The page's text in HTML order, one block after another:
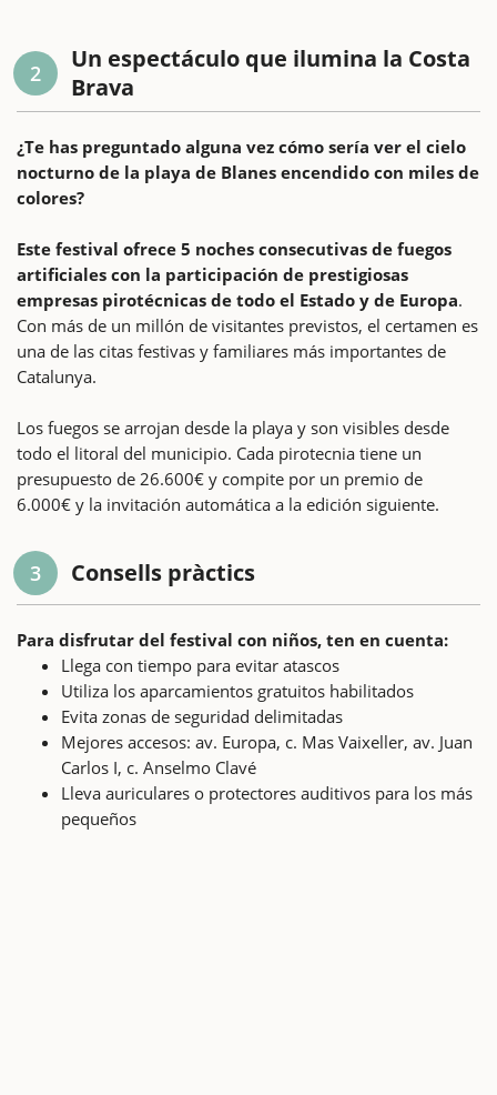
2
Un espectáculo que ilumina la Costa
Brava
¿Te has preguntado alguna vez cómo sería ver el cielo
nocturno de la playa de Blanes encendido con miles de
colores?
Este festival ofrece 5 noches consecutivas de fuegos
artificiales con la participación de prestigiosas
empresas pirotécnicas de todo el Estado y de Europa.
Con más de un millón de visitantes previstos, el certamen es
una de las citas festivas y familiares más importantes de
Catalunya.
Los fuegos se arrojan desde la playa y son visibles desde
todo el litoral del municipio. Cada pirotecnia tiene un
presupuesto de 26.600€ y compite por un premio de
6.000€ y la invitación automática a la edición siguiente.
3 Consells pràctics
Para disfrutar del festival con niños, ten en cuenta:
Llega con tiempo para evitar atascos
Utiliza los aparcamientos gratuitos habilitados
Evita zonas de seguridad delimitadas
Mejores accesos: av. Europa, c. Mas Vaixeller, av. Juan
Carlos I, c. Anselmo Clavé
Lleva auriculares o protectores auditivos para los más
pequeños